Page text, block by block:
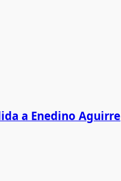
a Enedino Aguirre